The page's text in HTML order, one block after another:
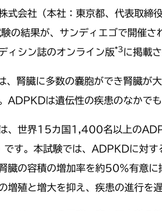
式会社（本社：東京都、代表取締
の結果が、サンディエゴで開催さ
ィシン誌のオンライン版*3 に掲載
、腎臓に多数の嚢胞ができ腎臓が
ADPKDは遺伝性の疾患のなかで
、世界15カ国1,400名以上の
です。本試験では、ADPKDに対
臓の容積の増加率を約50%有意
増殖と増大を抑え、疾患の進行を